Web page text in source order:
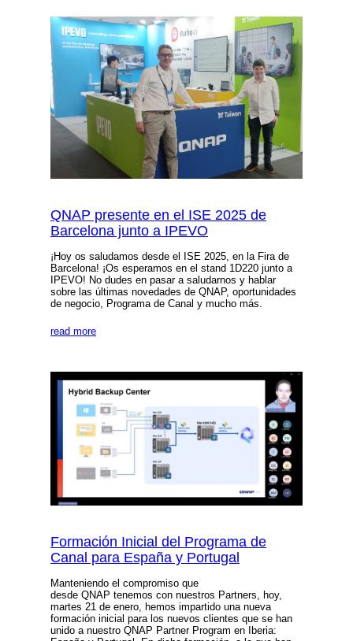
QNAP presente en el ISE 2025 de
Barcelona junto a IPEVO
¡Hoy os saludamos desde el ISE 2025, en la Fira de
Barcelona! ¡Os esperamos en el stand 1D220 junto a
IPEVO! No dudes en pasar a saludarnos y hablar
sobre las últimas novedades de QNAP, oportunidades
de negocio, Programa de Canal y mucho más.
read more
Formación Inicial del Programa de
Canal para España y Portugal
Manteniendo el compromiso que
desde QNAP tenemos con nuestros Partners, hoy,
martes 21 de enero, hemos impartido una nueva
formación inicial para los nuevos clientes que se han
unido a nuestro QNAP Partner Program en Iberia: